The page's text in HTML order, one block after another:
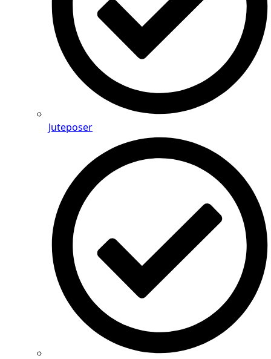
Juteposer